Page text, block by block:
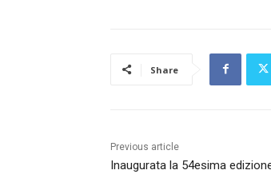
Share
Previous article
Inaugurata la 54esima